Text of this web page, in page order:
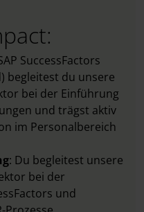
SuccessFactors
begleitest du unsere
bei der Einführung
und trägst aktiv
im Personalbereich
: Du begleitest unsere
bei der
und